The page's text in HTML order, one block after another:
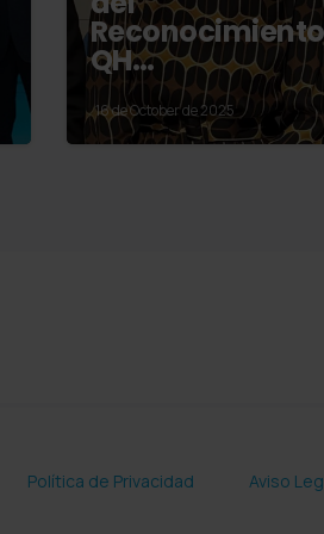
Reconocimiento
QH…
16 de October de 2025
Política de Privacidad Aviso